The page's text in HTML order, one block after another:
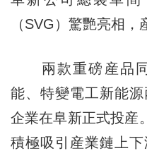
（SVG）驚艷亮相，
兩款重磅産品同
能、特變電工新能
企業在阜新正式投産
積極吸引産業鏈上